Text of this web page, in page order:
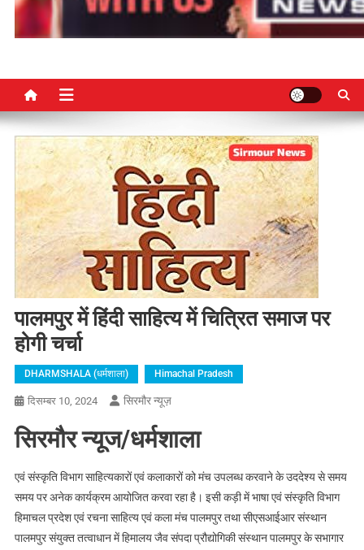
पालमपुर में हिंदी साहित्य में चित्रित समाज पर
होगी चर्चा
DHARMSHALA (धर्मशाला) Himachal Pradesh
दिसम्बर 10, 2024 सिरमौर न्यूज़
सिरमौर न्यूज/धर्मशाला
एवं संस्कृति विभाग साहित्यकारों एवं कलाकारों को मंच उपलब्ध करवाने के उददेश्य से समय
समय पर अनेक कार्यक्रम आयोजित करवा रहा है। इसी कड़ी में भाषा एवं संस्कृति विभाग
हिमाचल प्रदेश एवं रचना साहित्य एवं कला मंच पालमपुर तथा सीएसआईआर संस्थान
पालमपुर संयुक्त तत्वाधान में हिमालय जैव संपदा प्रौद्योगिकी संस्थान पालमपुर के सभागार